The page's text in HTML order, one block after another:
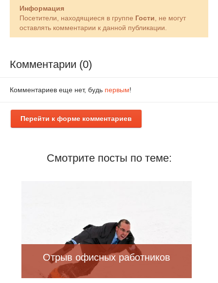
Информация
Посетители, находящиеся в группе Гости , не могут
оставлять комментарии к данной публикации.
Комментарии (0)
Комментариев еще нет, будь первым!
Перейти к форме комментариев
Смотрите посты по теме:
Отрыв офисных работников